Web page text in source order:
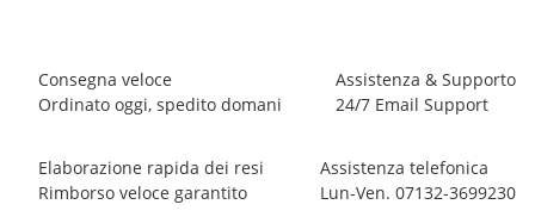
Consegna veloce
Ordinato oggi, spedito domani
Assistenza & Supporto
24/7 Email Support
Elaborazione rapida dei resi
Rimborso veloce garantito
Assistenza telefonica
Lun-Ven. 07132-3699230